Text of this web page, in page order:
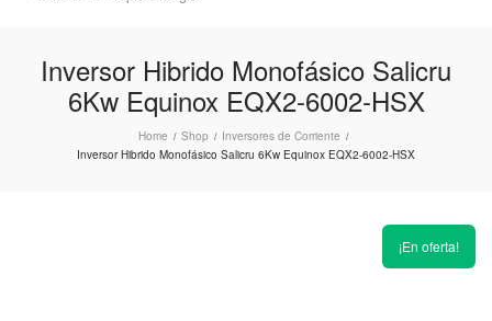
Inversor Hibrido Monofásico Salicru
6Kw Equinox EQX2-6002-HSX
Home / Shop / Inversores de Corriente /
Inversor Hibrido Monofásico Salicru 6Kw Equinox EQX2-6002-HSX
¡En oferta!